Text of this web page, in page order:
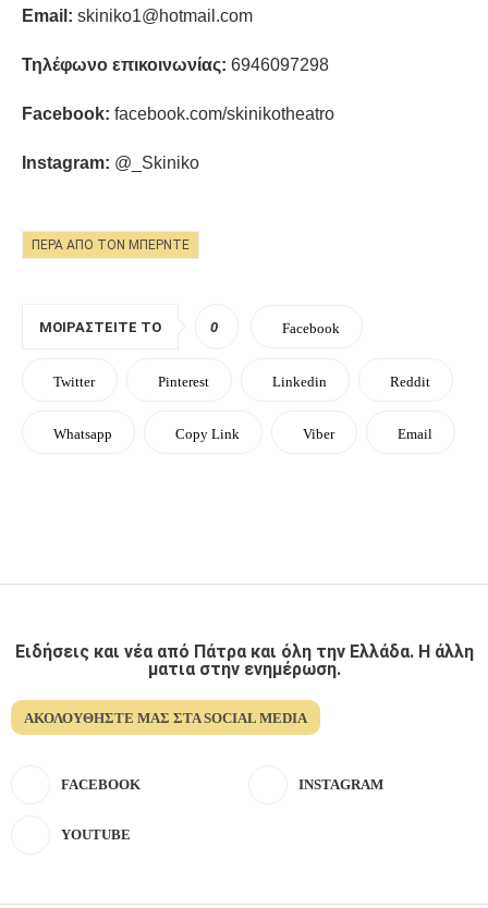
Email : skiniko1@hotmail .com
Τηλέφωνο επικοινωνίας: 6946097298
Facebook: facebook.com/skinikotheatro
Instagram: @_ Skiniko
ΠΈΡΑ ΑΠΌ ΤΟΝ ΜΠΕΡΝΤΈ
ΜΟΙΡΑΣΤΕΊΤΕ ΤΟ 0 Facebook
Twitter Pinterest Linkedin Reddit
Whatsapp Copy Link Viber Email
Ειδήσεις και νέα από Πάτρα και όλη την Ελλάδα. Η άλλη
ματια στην ενημέρωση.
ΑΚΟΛΟΥΘΉΣΤΕ ΜΑΣ ΣΤΑ SOCIAL MEDIA
FACEBOOK INSTAGRAM
YOUTUBE